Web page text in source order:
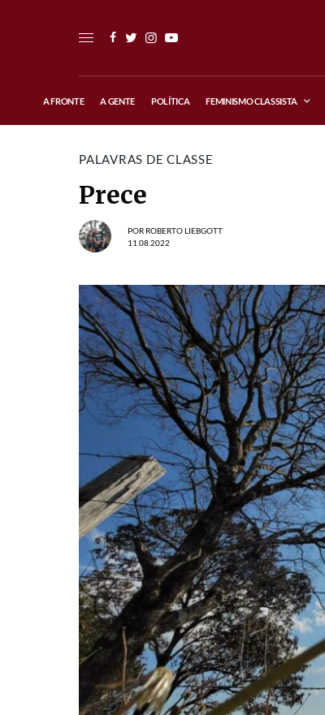
A FRONTE A GENTE POLÍTICA FEMINISMO CLASSISTA
PALAVRAS DE CLASSE
Prece
POR ROBERTO LIEBGOTT
11.08.2022